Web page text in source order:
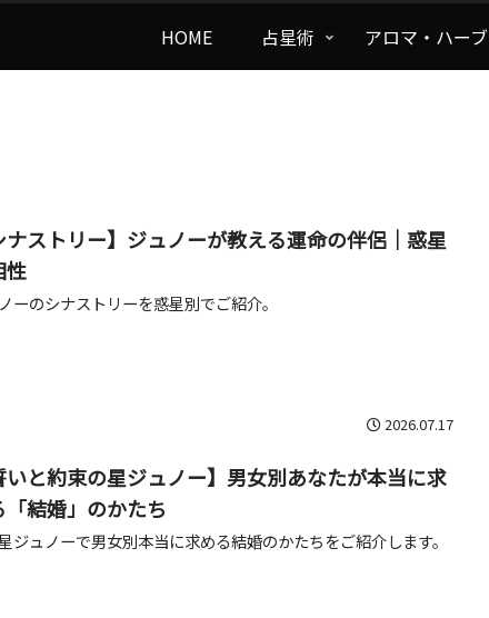
HOME 占星術 アロマ・ハーブ
ナストリー】ジュノーが教える運命の伴侶｜惑星
性
ーのシナストリーを惑星別でご紹介。
2026.07.17
いと約束の星ジュノー】男女別あなたが本当に求
「結婚」のかたち
ジュノーで男女別本当に求める結婚のかたちをご紹介します。